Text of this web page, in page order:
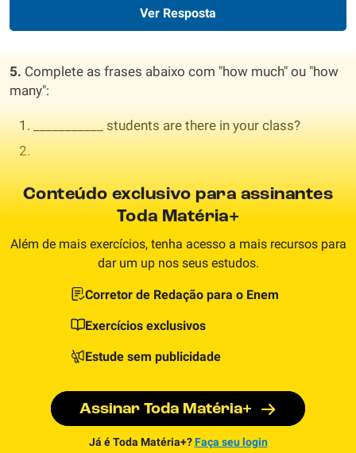
Ver Resposta
5. Complete as frases abaixo com "how much" ou "how
many":
___________ students are there in your class?
Conteúdo exclusivo para assinantes
Toda Matéria+
Além de mais exercícios, tenha acesso a mais recursos para
dar um up nos seus estudos.
Corretor de Redação para o Enem
Exercícios exclusivos
Estude sem publicidade
Assinar Toda Matéria+
Já é Toda Matéria+? Faça seu login